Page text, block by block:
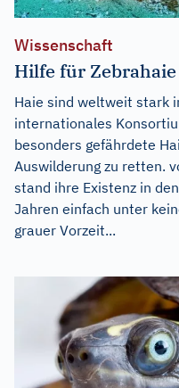
Wissenschaft
Hilfe für Zebrahaie
Haie sind weltweit stark
internationales
besonders gefährdete
Auswilderung zu retten.
stand ihre Existenz in
Jahren einfach unter
grauer Vorzeit...